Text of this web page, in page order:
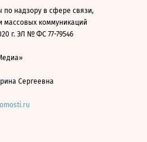
надзору в сфере связи,
массовых коммуникаций
г. ЭЛ № ФС 77-79546
Сергеевна